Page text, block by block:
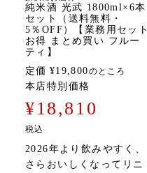
純米酒 光武 1800ml×6本
セット（送料無料・
5％OFF）【業務用セット
お得 まとめ買い フルー
ティ】
定価 ¥19,800のところ
本店特別価格
¥18,810
税込
2026年より飲みやすく、
さらおいしくなってリニ